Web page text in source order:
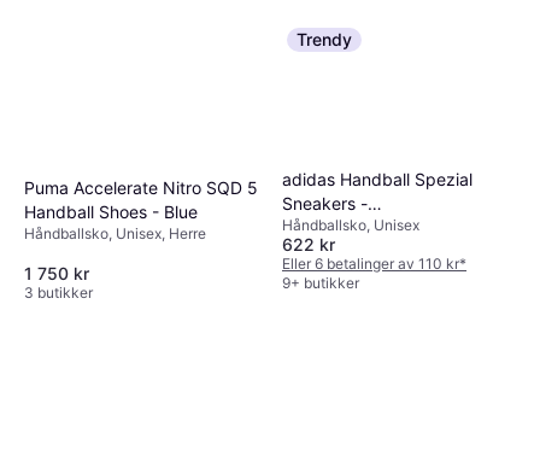
Puma Accelerate Nitro SQD 5
Handball Shoes - Blue
Håndballsko, Unisex, Herre
1 750 kr
3 butikker
Trendy
adidas Handball Spezial
Sneakers -
Camel/Leopard/Magic
Beige/Ivory/Aura Ivy
Håndballsko, Unisex
622 kr
Eller 6 betalinger av 110 kr*
9+ butikker